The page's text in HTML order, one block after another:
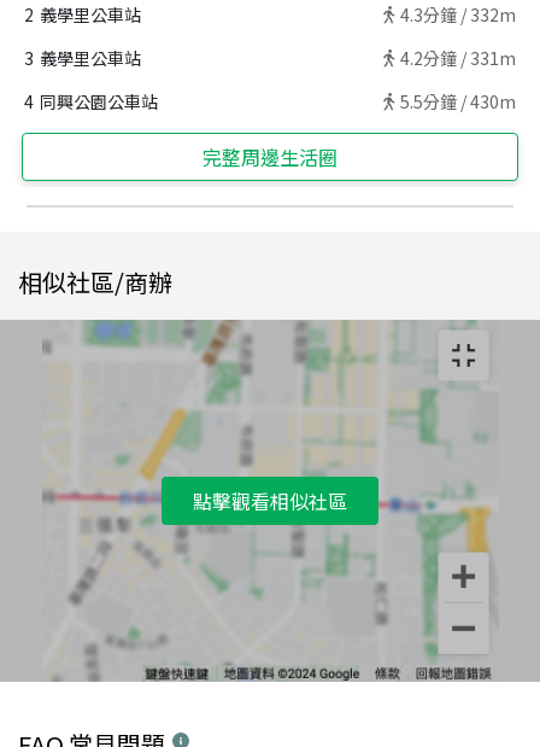
2 義學里公車站 4.3分鐘 / 332m
3 義學里公車站 4.2分鐘 / 331m
4 同興公園公車站 5.5分鐘 /430m
完整周邊生活圈
相似社區/商辦
點擊觀看相似社區